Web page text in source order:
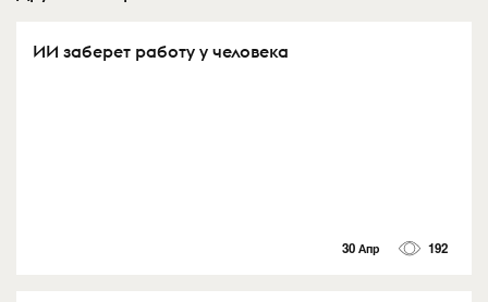
ИИ заберет работу у человека
30 Апр 192